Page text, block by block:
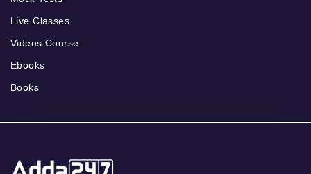
Live Classes
Videos Course
Ebooks
Books